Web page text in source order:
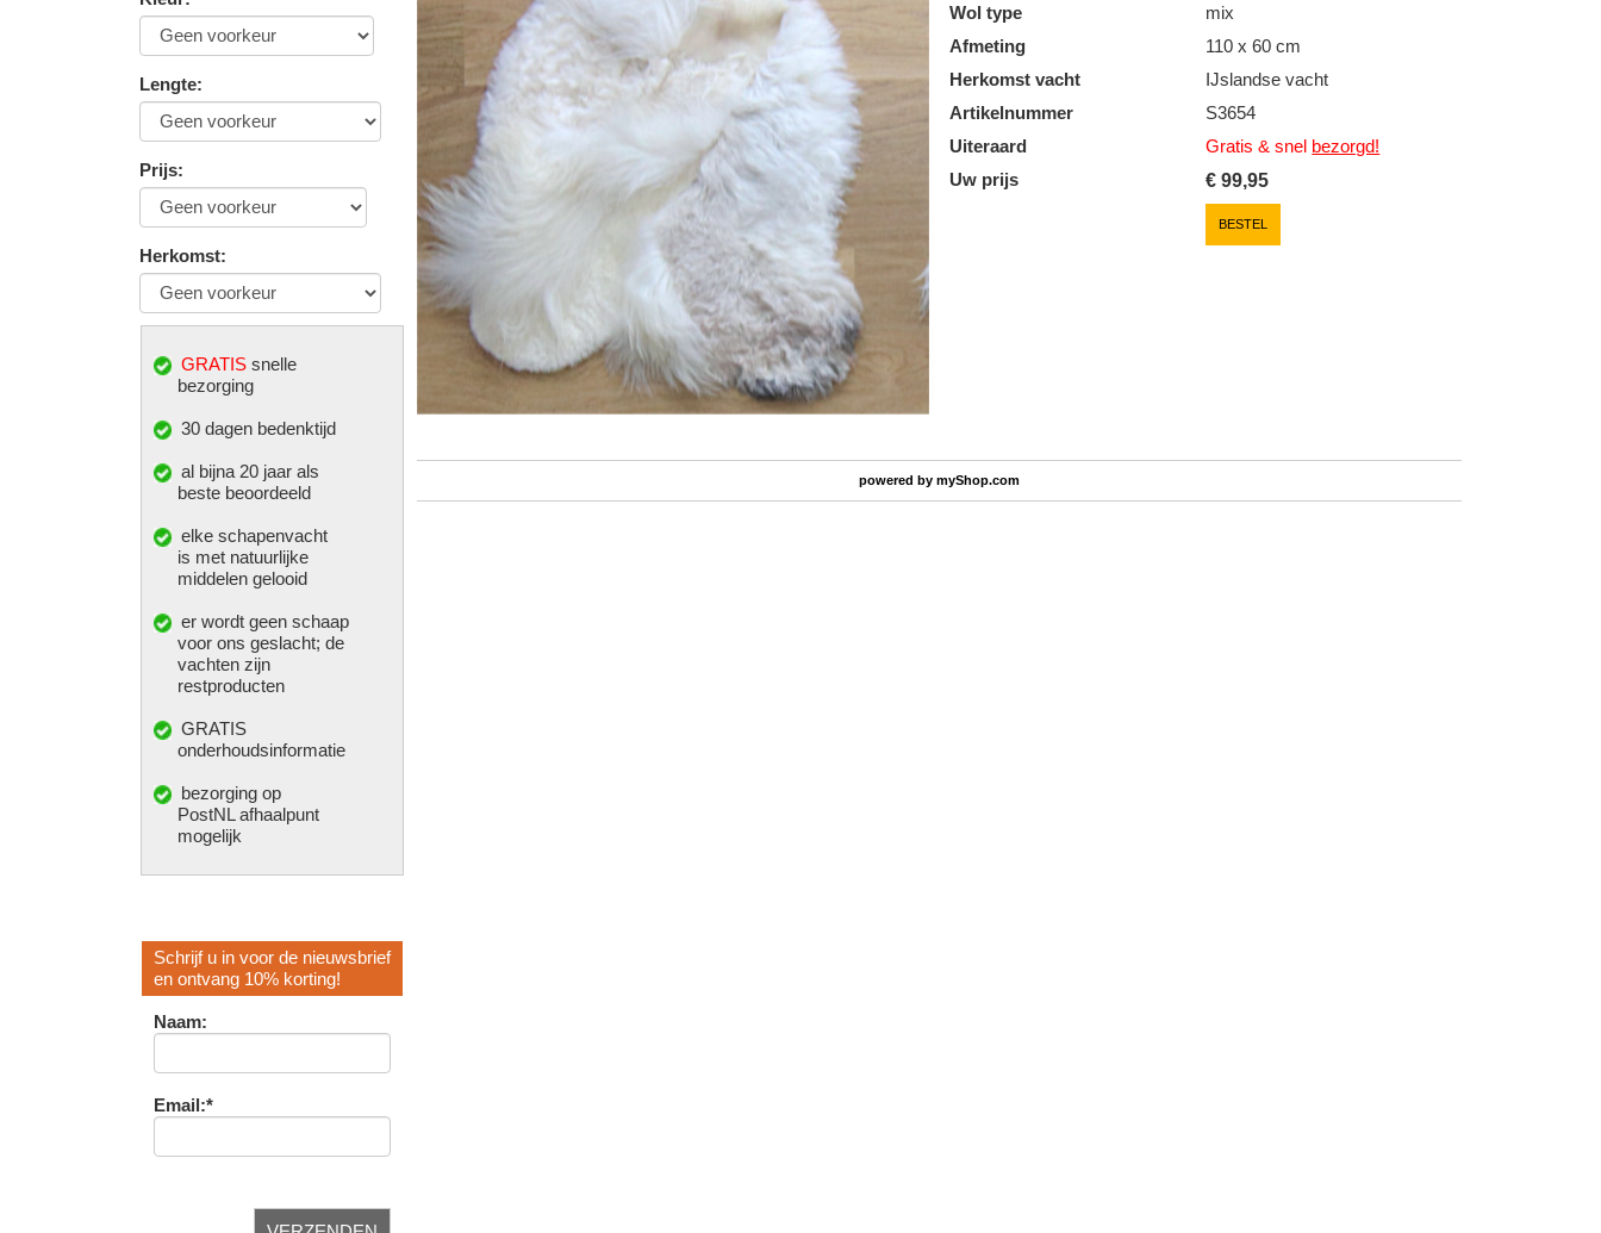
Lengte:
Prijs:
Herkomst:
GRATIS snelle
bezorging
30 dagen bedenktijd
al bijna 20 jaar als
beste beoordeeld
elke schapenvacht
is met natuurlijke
middelen gelooid
er wordt geen schaap
voor ons geslacht; de
vachten zijn
restproducten
GRATIS
onderhoudsinformatie
bezorging op
PostNL afhaalpunt
mogelijk
Schrijf u in voor de nieuwsbrief
en ontvang 10% korting!
Naam:
Email:*
Wol type
mix
Afmeting
110 x 60 cm
Herkomst vacht
IJslandse vacht
Artikelnummer
S3654
Uiteraard
Gratis & snel bezorgd!
Uw prijs
€99,95
BESTEL
powered bymyShop.com